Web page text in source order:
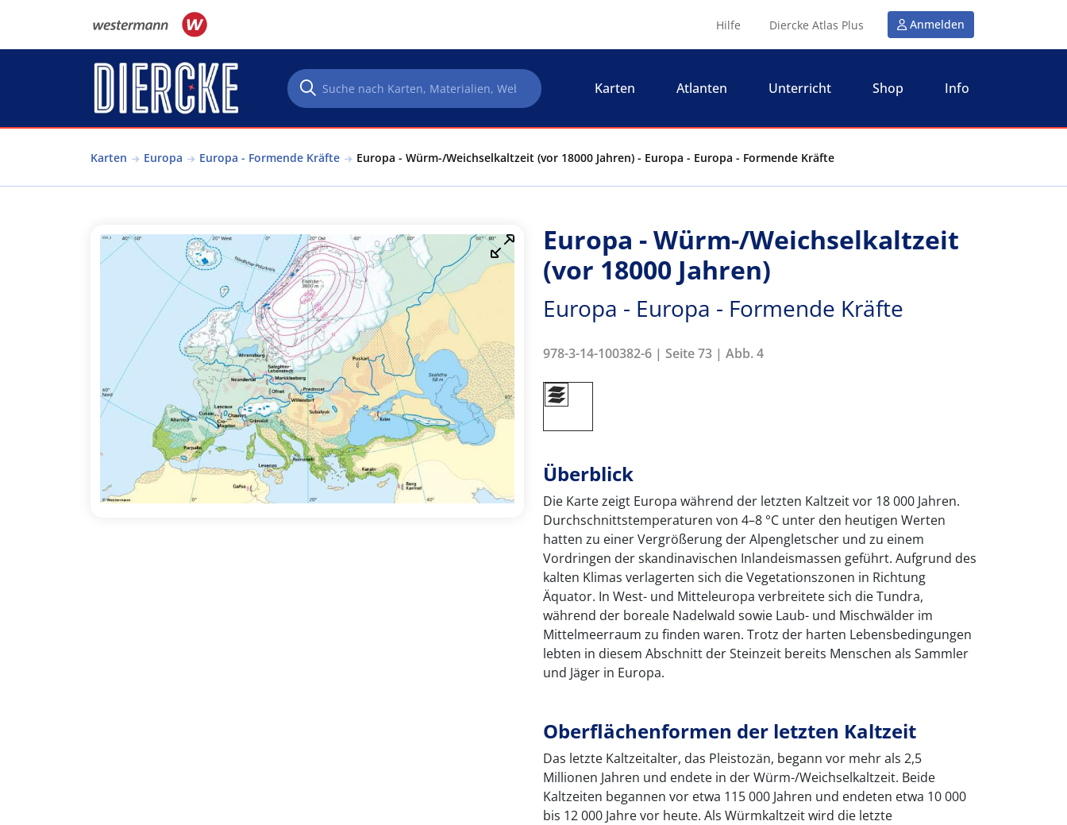
Hilfe Diercke Atlas Plus Anmelden
Karten Atlanten Unterricht Shop Info
Karten Europa Europa - Formende Kräfte Europa - Würm-/Weichselkaltzeit (vor 18000 Jahren) - Europa - Europa - Formende Kräfte
Europa - Würm-/Weichselkaltzeit
(vor 18000 Jahren)
Europa - Europa - Formende Kräfte
978-3-14-100382-6 | Seite 73 | Abb. 4
Überblick
Die Karte zeigt Europa während der letzten Kaltzeit vor 18 000 Jahren.
Durchschnittstemperaturen von 4–8 °C unter den heutigen Werten
hatten zu einer Vergrößerung der Alpengletscher und zu einem
Vordringen der skandinavischen Inlandeismassen geführt. Aufgrund des
kalten Klimas verlagerten sich die Vegetationszonen in Richtung
Äquator. In West- und Mitteleuropa verbreitete sich die Tundra,
während der boreale Nadelwald sowie Laub- und Mischwälder im
Mittelmeerraum zu finden waren. Trotz der harten Lebensbedingungen
lebten in diesem Abschnitt der Steinzeit bereits Menschen als Sammler
und Jäger in Europa.
Oberflächenformen der letzten Kaltzeit
Das letzte Kaltzeitalter, das Pleistozän, begann vor mehr als 2,5
Millionen Jahren und endete in der Würm-/Weichselkaltzeit. Beide
Kaltzeiten begannen vor etwa 115 000 Jahren und endeten etwa 10 000
bis 12 000 Jahre vor heute. Als Würmkaltzeit wird die letzte